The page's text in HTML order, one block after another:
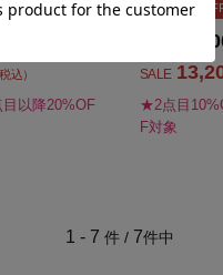
税込）
以降20%OF
SALE
SALE
★2点目
F対象
1 - 7 件 / 7件中